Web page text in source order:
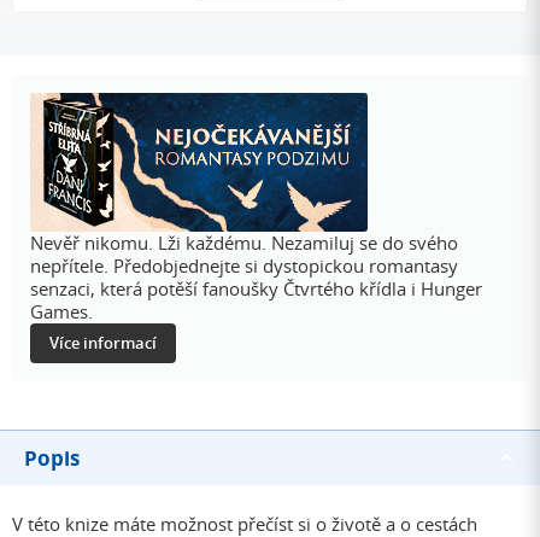
Nevěř nikomu. Lži každému. Nezamiluj se do svého
nepřítele. Předobjednejte si dystopickou romantasy
senzaci, která potěší fanoušky Čtvrtého křídla i Hunger
Games.
Více informací
Popis
V této knize máte možnost přečíst si o životě a o cestách